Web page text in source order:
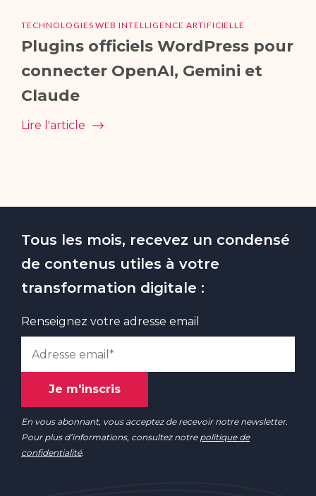
TECHNOLOGIES WEB INTELLIGENCE ARTIFICIELLE
Plugins officiels WordPress pour
connecter OpenAI, Gemini et
Claude
Lire l'article
Tous les mois, recevez un condensé
de contenus utiles à votre
transformation digitale :
Renseignez votre adresse email
En vous abonnant, vous acceptez de recevoir notre newsletter.
Pour plus d’informations, consultez notre politique de
confidentialité.